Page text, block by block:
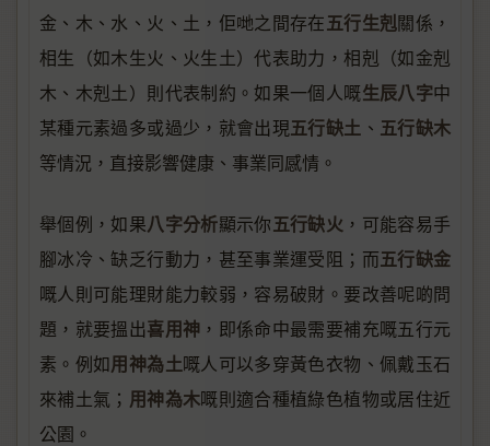
金、木、水、火、土，佢哋之間存在五行生剋關係，
相生（如木生火、火生土）代表助力，相剋（如金剋
木、木剋土）則代表制約。如果一個人嘅生辰八字中
某種元素過多或過少，就會出現五行缺土 、 五行缺木
等情況，直接影響健康、事業同感情。
舉個例，如果八字分析顯示你五行缺火 ，可能容易手
腳冰冷、缺乏行動力，甚至事業運受阻；而五行缺金
嘅人則可能理財能力較弱，容易破財。要改善呢啲問
題，就要搵出喜用神 ，即係命中最需要補充嘅五行元
素。例如用神為土嘅人可以多穿黃色衣物、佩戴玉石
來補土氣； 用神為木嘅則適合種植綠色植物或居住近
公園。